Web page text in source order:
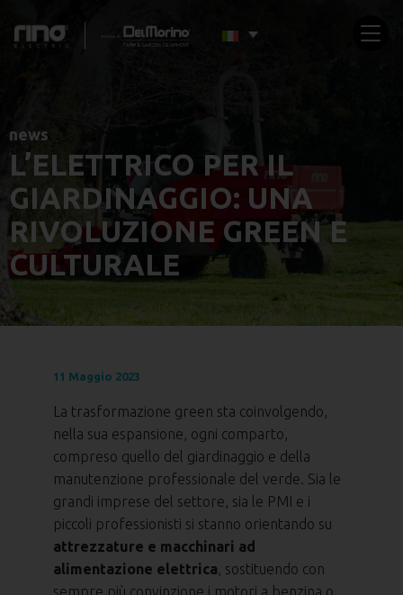
news
L’ELETTRICO PER IL
GIARDINAGGIO: UNA
RIVOLUZIONE GREEN E
CULTURALE
11 Maggio 2023
La trasformazione green sta coinvolgendo,
nella sua espansione, ogni comparto,
compreso quello del giardinaggio e della
manutenzione professionale del verde. Sia le
grandi imprese del settore, sia le PMI e i
piccoli professionisti si stanno orientando su
attrezzature e macchinari ad
alimentazione elettrica, sostituendo con
sempre più convinzione i motori a benzina o